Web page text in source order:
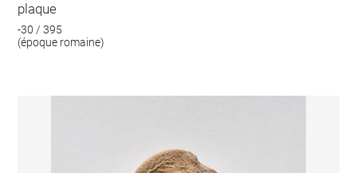
plaque
-30 / 395
(époque romaine)